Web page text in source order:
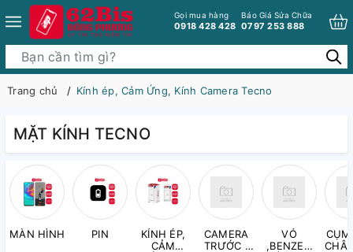
Gọi mua hàng
0918 428 428
Báo Giá Sửa Chữa
0797 253 888
Trang chủ Kính ép, Cảm Ứng, Kính Camera Tecno
MẶT KÍNH TECNO
MÀN HÌNH PIN
KÍNH ÉP,
CẢM
CAMERA
TRƯỚC ,
VỎ
,BENZEN
CỤM